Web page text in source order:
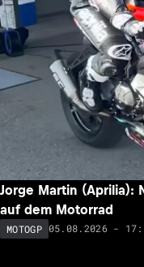
Jorge Martin (Aprilia):
auf dem Motorrad
MOTOGP 05.08.2026 -